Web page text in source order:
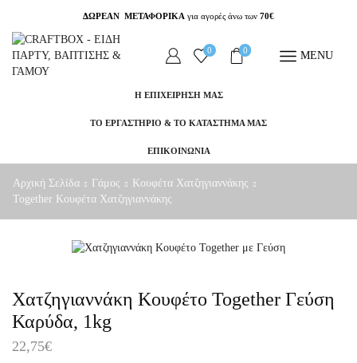
ΔΩΡΕΑΝ ΜΕΤΑΦΟΡΙΚΑ για αγορές άνω των 70€
0 0 MENU
Η ΕΠΙΧΕΙΡΗΣΗ ΜΑΣ
ΤΟ ΕΡΓΑΣΤΗΡΙΟ & ΤΟ ΚΑΤΑΣΤΗΜΑ ΜΑΣ
ΕΠΙΚΟΙΝΩΝΙΑ
Αρχική Σελίδα Γάμος
Κουφέτα Χατζηγιαννάκης
Together Κουφέτα Χατζηγιαννάκης
Χατζηγιαννάκη Κουφέτο Together Γεύση
Καρύδα, 1kg
22,75€